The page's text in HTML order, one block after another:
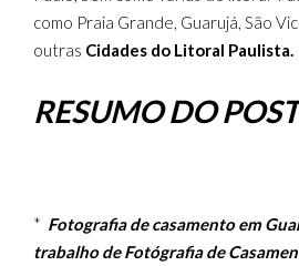
como Praia Grande, Guarujá, São
outras Cidades do Litoral Paulista.
RESUMO DO POST
* Fotografia de casamento em
trabalho de Fotógrafia de